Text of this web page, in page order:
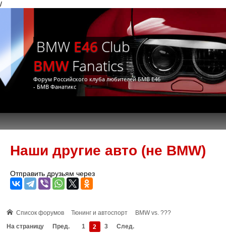
/
BMW E46 Club
BMWFanatics
Форум Российского клуба любителей БМВ Е46
- БМВ Фанатикс
Наши другие авто (не BMW)
Отправить друзьям через
Список форумов Тюнинг и автоспорт
BMW vs. ???
На страницу
Пред. 1 2 3 След.